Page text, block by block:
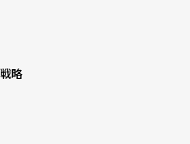
略